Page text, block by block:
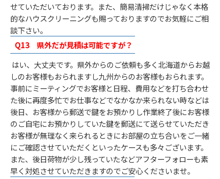
せていただいております。また、簡易清掃だけじゃなく本格
的なハウスクリーニングも賜っておりますのでお気軽にご相
談下さい。
Q13 県外だが見積は可能ですが？
はい、大丈夫です。県外からのご依頼も多く北海道からお越
しのお客様もおられますし九州からのお客様もおられます。
事前にミーティングでお客様と日程、費用などを打ち合わせ
た後に再度多忙でお仕事などでなかなか来られない時などは
後日、お客様から郵送で鍵をお預かりし作業終了後にお客様
のご自宅にお預かりしていた鍵を郵送にて送らせていただき
お客様が無理なく来られるときにお部屋の立ち合いをご一緒
にご確認させていただくといったケースも多々ございます。
また、後日荷物が少し残っていたなどアフターフォローも素
早く対処させていただきますのでご安心くださいませ。